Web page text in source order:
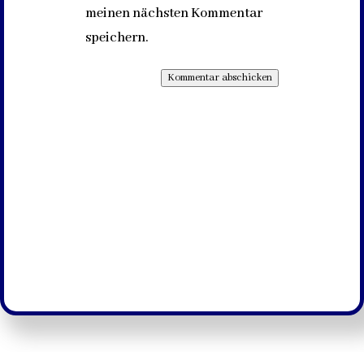
meinen nächsten Kommentar
speichern.
Kommentar abschicken